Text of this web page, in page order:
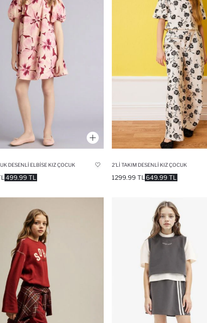
DESENLI ELBISE KIZ ÇOCUK
499.99 TL
2'LI TAKIM DESENLI KIZ ÇOCUK
649.99 TL
1299.99 TL